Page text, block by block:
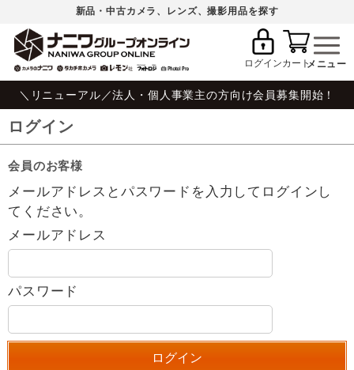
新品・中古カメラ、レンズ、撮影用品を探す
ログインカート
＼リニューアル／法人・個人事業主の方向け会員募集開始！
ログイン
会員のお客様
メールアドレスとパスワードを入力してログインし
てください。
メールアドレス
パスワード